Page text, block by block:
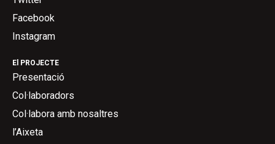
El PROJECTE
Presentació
Col·laboradors
Col·labora amb nosaltres
l’Aixeta
Facebook
Instagram